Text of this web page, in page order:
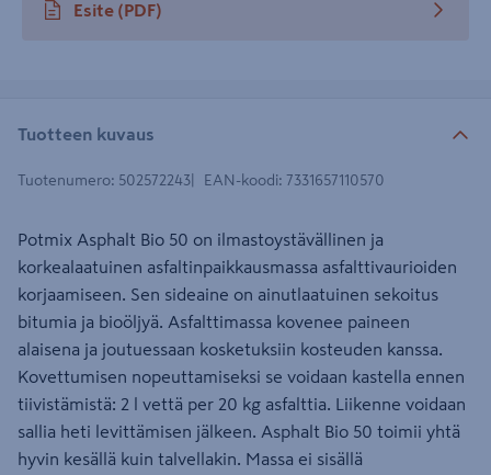
Esite (PDF)
avautuu uuteen välilehteen
Tuotteen kuvaus
Tuotenumero: 502572243 EAN-koodi: 7331657110570
Potmix Asphalt Bio 50 on ilmastoystävällinen ja
korkealaatuinen asfaltinpaikkausmassa asfalttivaurioiden
korjaamiseen. Sen sideaine on ainutlaatuinen sekoitus
bitumia ja bioöljyä. Asfalttimassa kovenee paineen
alaisena ja joutuessaan kosketuksiin kosteuden kanssa.
Kovettumisen nopeuttamiseksi se voidaan kastella ennen
tiivistämistä: 2 l vettä per 20 kg asfalttia. Liikenne voidaan
sallia heti levittämisen jälkeen. Asphalt Bio 50 toimii yhtä
hyvin kesällä kuin talvellakin. Massa ei sisällä